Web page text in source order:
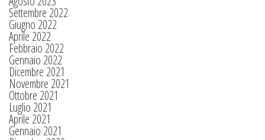
Settembre 2022
Giugno 2022
Aprile 2022
Febbraio 2022
Gennaio 2022
Dicembre 2021
Novembre 2021
Ottobre 2021
Luglio 2021
Aprile 2021
Gennaio 2021